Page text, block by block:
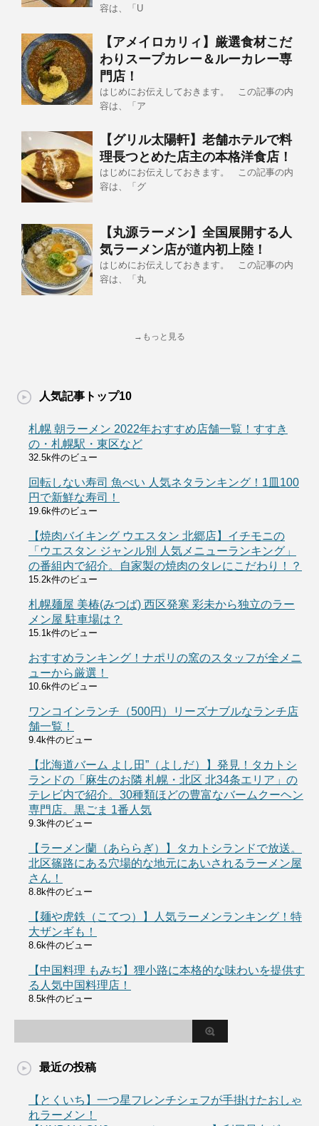
容は、「U
【アメイロカリィ】厳選食材こだ
わりスープカレー＆ルーカレー専
門店！
はじめにお伝えしておきます。 この記事の内
容は、「ア
【グリル太陽軒】老舗ホテルで料
理長つとめた店主の本格洋食店！
はじめにお伝えしておきます。 この記事の内
容は、「グ
【丸源ラーメン】全国展開する人
気ラーメン店が道内初上陸！
はじめにお伝えしておきます。 この記事の内
容は、「丸
→もっと見る
人気記事トップ10
札幌 朝ラーメン 2022年おすすめ店舗一覧！すすき
の・札幌駅・東区など
32.5k件のビュー
回転しない寿司 魚べい 人気ネタランキング！1皿100
円で新鮮な寿司！
19.6k件のビュー
【焼肉バイキング ウエスタン 北郷店】イチモニの
「ウエスタン ジャンル別 人気メニューランキング」
の番組内で紹介。自家製の焼肉のタレにこだわり！？
15.2k件のビュー
札幌麺屋 美椿(みつば) 西区発寒 彩未から独立のラー
メン屋 駐車場は？
15.1k件のビュー
おすすめランキング！ナポリの窯のスタッフが全メニ
ューから厳選！
10.6k件のビュー
ワンコインランチ（500円）リーズナブルなランチ店
舗一覧！
9.4k件のビュー
【北海道バーム よし田”（よしだ）】発見！タカトシ
ランドの「麻生のお隣 札幌・北区 北34条エリア」の
テレビ内で紹介。30種類ほどの豊富なバームクーヘン
専門店。黒ごま 1番人気
9.3k件のビュー
【ラーメン蘭（あららぎ）】タカトシランドで放送。
北区篠路にある穴場的な地元にあいされるラーメン屋
さん！
8.8k件のビュー
【麺や虎鉄（こてつ）】人気ラーメンランキング！特
大ザンギも！
8.6k件のビュー
【中国料理 もみぢ】狸小路に本格的な味わいを提供す
る人気中国料理店！
8.5k件のビュー
最近の投稿
【とくいち】一つ星フレンチシェフが手掛けたおしゃ
れラーメン！